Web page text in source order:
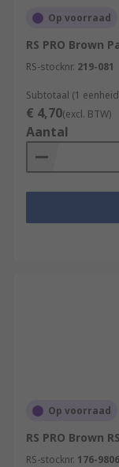
Op voorraad
RS PRO Brown
RS-stocknr. 219-081
Subtotaal (1
€ 4,70(excl. BTW)
Aantal
Op voorraad
RS PRO Brown
RS-stocknr. 176-9806